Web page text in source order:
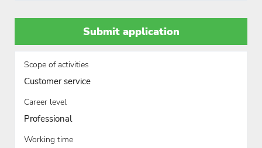
Submit application
Scope of activities
Customer service
Career level
Professional
Working time